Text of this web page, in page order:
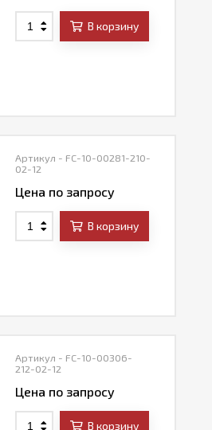
В корзину
Артикул - FC-10-00281-210-
02-12
Цена по запросу
В корзину
Артикул - FC-10-00306-
212-02-12
Цена по запросу
В корзину